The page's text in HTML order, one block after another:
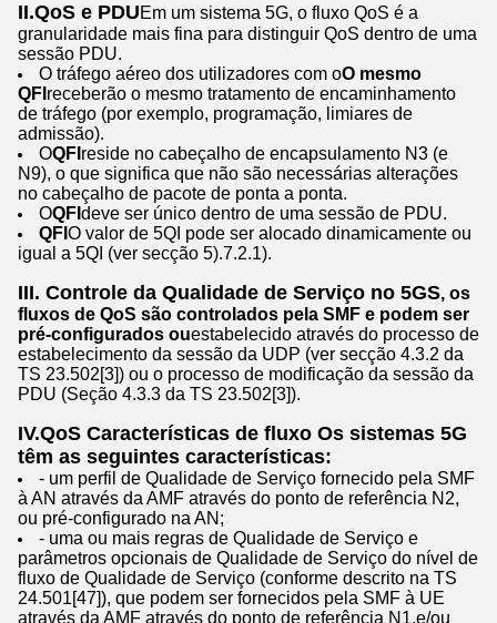
II.QoS e PDUEm um sistema 5G, o fluxo QoS é a
granularidade mais fina para distinguir QoS dentro de uma
sessão PDU.
O tráfego aéreo dos utilizadores com oO mesmo
QFI receberão o mesmo tratamento de encaminhamento
de tráfego (por exemplo, programação, limiares de
admissão).
OQFI reside no cabeçalho de encapsulamento N3 (e
N9), o que significa que não são necessárias alterações
no cabeçalho de pacote de ponta a ponta.
OQFI deve ser único dentro de uma sessão de PDU.
QFI O valor de 5QI pode ser alocado dinamicamente ou
igual a 5QI (ver secção 5).7.2.1).
III. Controle da Qualidade de Serviço no 5GS, os
fluxos de QoS são controlados pela SMF e podem ser
pré-configurados ouestabelecido através do processo de
estabelecimento da sessão da UDP (ver secção 4.3.2 da
TS 23.502[3]) ou o processo de modificação da sessão da
PDU (Seção 4.3.3 da TS 23.502[3]).
IV.QoS Características de fluxo Os sistemas 5G
têm as seguintes características:
- um perfil de Qualidade de Serviço fornecido pela SMF
à AN através da AMF através do ponto de referência N2,
ou pré-configurado na AN;
- uma ou mais regras de Qualidade de Serviço e
parâmetros opcionais de Qualidade de Serviço do nível de
fluxo de Qualidade de Serviço (conforme descrito na TS
24.501[47]), que podem ser fornecidos pela SMF à UE
através da AMF através do ponto de referência N1,e/ou